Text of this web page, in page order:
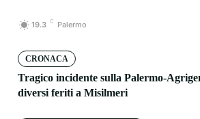
19.3 C Palermo
CRONACA
Tragico incidente sulla Palermo-
diversi feriti a Misilmeri